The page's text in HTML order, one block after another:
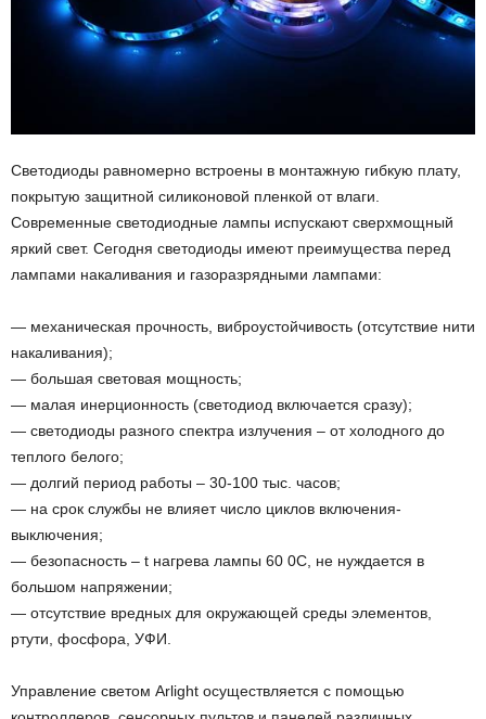
Светодиоды равномерно встроены в монтажную гибкую плату,
покрытую защитной силиконовой пленкой от влаги.
Современные светодиодные лампы испускают сверхмощный
яркий свет. Сегодня светодиоды имеют преимущества перед
лампами накаливания и газоразрядными лампами:
— механическая прочность, виброустойчивость (отсутствие нити
накаливания);
— большая световая мощность;
— малая инерционность (светодиод включается сразу);
— светодиоды разного спектра излучения – от холодного до
теплого белого;
— долгий период работы – 30-100 тыс. часов;
— на срок службы не влияет число циклов включения-
выключения;
— безопасность – t нагрева лампы 60 0С, не нуждается в
большом напряжении;
— отсутствие вредных для окружающей среды элементов,
ртути, фосфора, УФИ.
Управление светом Arlight осуществляется с помощью